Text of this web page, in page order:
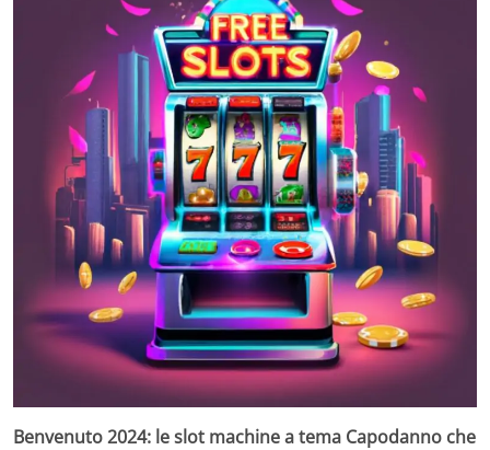
Benvenuto 2024: le slot machine a tema Capodanno che